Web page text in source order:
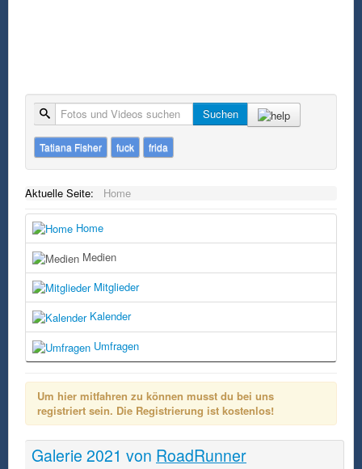
Suche Suchen
Tatiana Fisher fuck frida
Aktuelle Seite: Home
Home
Medien
Mitglieder
Kalender
Umfragen
Um hier mitfahren zu können musst du bei uns
registriert sein. Die Registrierung ist kostenlos!
Galerie 2021 von RoadRunner